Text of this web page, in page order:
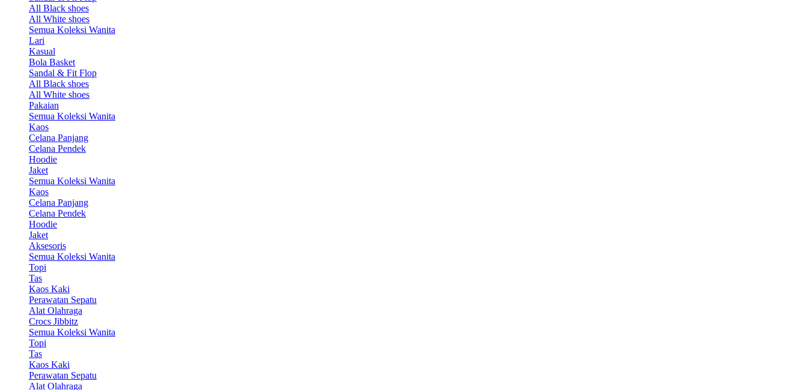
All Black shoes
All White shoes
Semua Koleksi Wanita
Lari
Kasual
Bola Basket
Sandal & Fit Flop
All Black shoes
All White shoes
Pakaian
Semua Koleksi Wanita
Kaos
Celana Panjang
Celana Pendek
Hoodie
Jaket
Semua Koleksi Wanita
Kaos
Celana Panjang
Celana Pendek
Hoodie
Jaket
Aksesoris
Semua Koleksi Wanita
Topi
Tas
Kaos Kaki
Perawatan Sepatu
Alat Olahraga
Crocs Jibbitz
Semua Koleksi Wanita
Topi
Tas
Kaos Kaki
Perawatan Sepatu
Alat Olahraga